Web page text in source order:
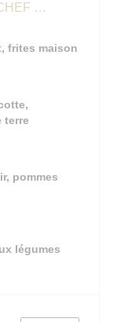
…
frites maison
terre
pommes
légumes